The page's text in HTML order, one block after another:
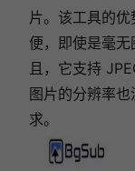
片。该工具的
便，即使是毫
且，它支持
图片的分辨率
求。